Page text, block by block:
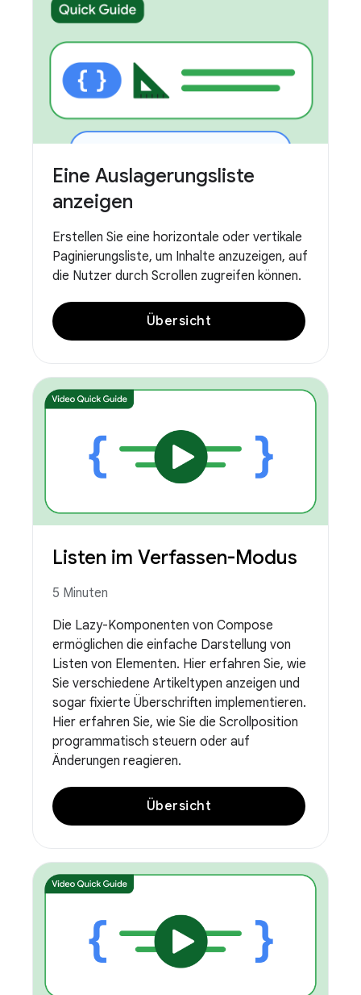
Eine Auslagerungsliste
anzeigen
Erstellen Sie eine horizontale oder vertikale
Paginierungsliste, um Inhalte anzuzeigen, auf
die Nutzer durch Scrollen zugreifen können.
Übersicht
Listen im Verfassen-Modus
5 Minuten
Die Lazy-Komponenten von Compose
ermöglichen die einfache Darstellung von
Listen von Elementen. Hier erfahren Sie, wie
Sie verschiedene Artikeltypen anzeigen und
sogar fixierte Überschriften implementieren.
Hier erfahren Sie, wie Sie die Scrollposition
programmatisch steuern oder auf
Änderungen reagieren.
Übersicht